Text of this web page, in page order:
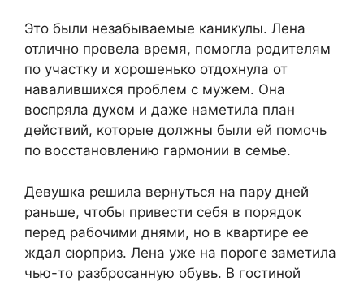
Это были незабываемые каникулы. Лена
отлично провела время, помогла родителям
по участку и хорошенько отдохнула от
навалившихся проблем с мужем. Она
воспряла духом и даже наметила план
действий, которые должны были ей помочь
по восстановлению гармонии в семье.
Девушка решила вернуться на пару дней
раньше, чтобы привести себя в порядок
перед рабочими днями, но в квартире ее
ждал сюрприз. Лена уже на пороге заметила
чью-то разбросанную обувь. В гостиной